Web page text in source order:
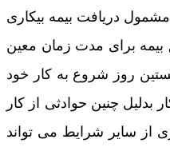
دریافت بیمه بیکاری
بیمه برای مدت زمان معین
روز شروع به کار خود
بدلیل چنین حوادثی از کار
از سایر شرایط می‌ تواند